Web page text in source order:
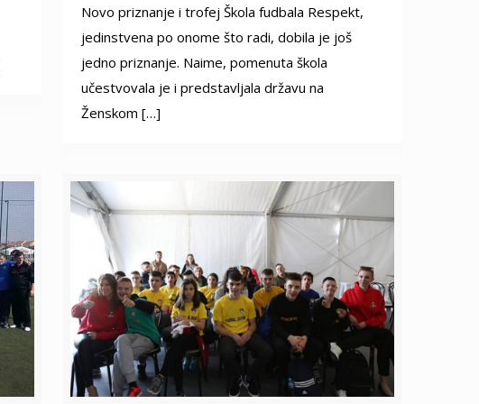
Novo priznanje i trofej Škola fudbala Respekt,
jedinstvena po onome što radi, dobila je još
jedno priznanje. Naime, pomenuta škola
učestvovala je i predstavljala državu na
Ženskom […]